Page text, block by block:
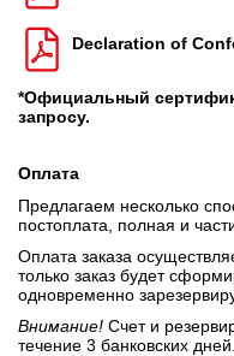
Declaration of
*Официальный
запросу.
Оплата
Предлагаем несколько
постоплата, полная и
Оплата заказа
только заказ будет
одновременно
Внимание! Счет и
течение 3 банковских дней.